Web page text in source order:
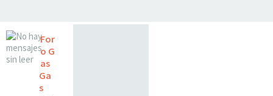
For
o G
as
Ga
s